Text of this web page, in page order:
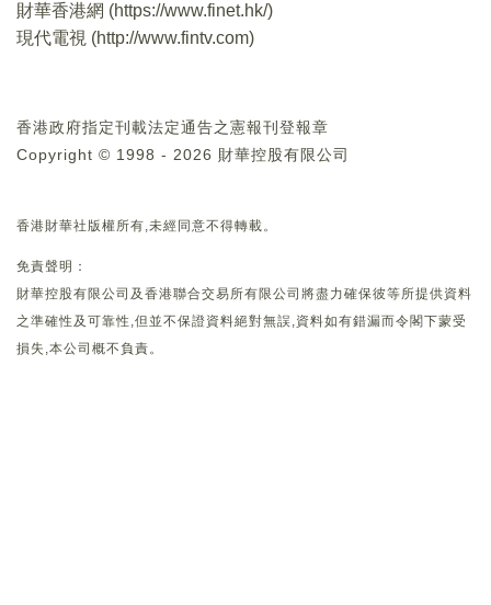
財華香港網 (https://www.finet.hk/)
現代電視 (http://www.fintv.com)
香港政府指定刊載法定通告之憲報刊登報章
Copyright © 1998 - 2026 財華控股有限公司
香港財華社版權所有,未經同意不得轉載。
免責聲明：
財華控股有限公司及香港聯合交易所有限公司將盡力確保彼等所提供資料
之準確性及可靠性,但並不保證資料絕對無誤,資料如有錯漏而令閣下蒙受
損失,本公司概不負責。